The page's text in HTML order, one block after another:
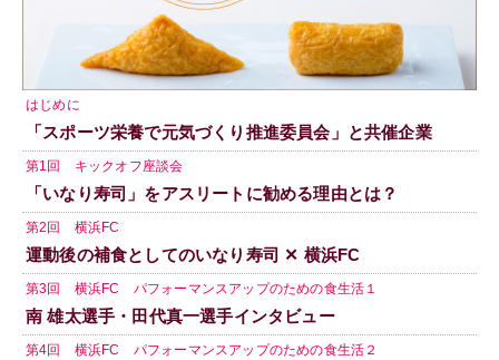
はじめに
「スポーツ栄養で元気づくり推進委員会」と共催企業
第1回 キックオフ座談会
「いなり寿司」をアスリートに勧める理由とは？
第2回 横浜FC
運動後の補食としてのいなり寿司 ✕ 横浜FC
第3回 横浜FC パフォーマンスアップのための食生活１
南 雄太選手・田代真一選手インタビュー
第4回 横浜FC パフォーマンスアップのための食生活２